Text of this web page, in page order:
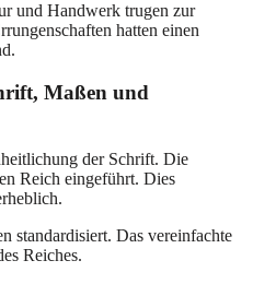
und Handwerk trugen zur
hatten einen
Maßen und
der Schrift. Die
Reich eingeführt. Dies
standardisiert. Das vereinfachte
Reiches.